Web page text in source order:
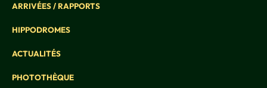
ARRIVÉES / RAPPORTS
HIPPODROMES
ACTUALITÉS
PHOTOTHÈQUE